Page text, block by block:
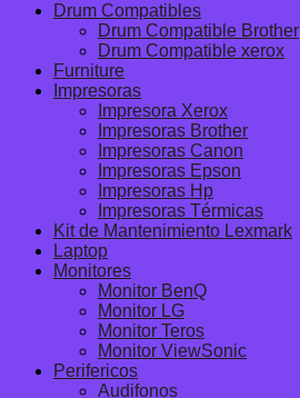
Drum Compatibles
Drum Compatible Brother
Drum Compatible xerox
Furniture
Impresoras
Impresora Xerox
Impresoras Brother
Impresoras Canon
Impresoras Epson
Impresoras Hp
Impresoras Térmicas
Kit de Mantenimiento Lexmark
Laptop
Monitores
Monitor BenQ
Monitor LG
Monitor Teros
Monitor ViewSonic
Perifericos
Audifonos